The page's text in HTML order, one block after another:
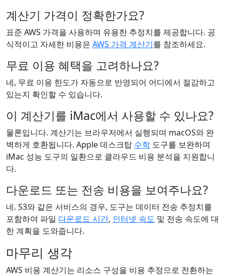
계산기 가격이 정확한가요?
표준 AWS 가격을 사용하며 유용한 추정치를 제공합니다. 공
식적이고 자세한 비용은 AWS 가격 계산기를 참조하세요.
무료 이용 혜택을 고려하나요?
네, 무료 이용 한도가 자동으로 반영되어 어디에서 절감하고
있는지 확인할 수 있습니다.
이 계산기를 iMac에서 사용할 수 있나요?
물론입니다. 계산기는 브라우저에서 실행되며 macOS와 완
벽하게 호환됩니다. Apple 데스크탑 수학 도구를 보완하며
iMac 성능 도구의 일환으로 클라우드 비용 분석을 지원합니
다.
다운로드 또는 전송 비용을 보여주나요?
네. S3와 같은 서비스의 경우, 도구는 데이터 전송 추정치를
포함하여 파일 다운로드 시간, 인터넷 속도 및 전송 속도에 대
한 계획을 도와줍니다.
마무리 생각
AWS 비용 계산기는 리소스 구성을 비용 추정으로 전환하는